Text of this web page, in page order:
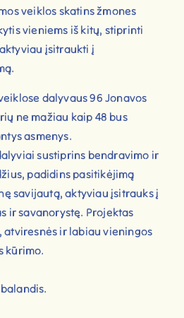
veiklos skatins žmones
vieniems iš kitų, stiprinti
įsitraukti į
dalyvaus 96 Jonavos
ne mažiau kaip 48 bus
asmenys.
sustiprins bendravimo ir
padidins pasitikėjimą
savijautą, aktyviau įsitrauks į
ir savanorystę. Projektas
atviresnės ir labiau vieningos
kūrimo.